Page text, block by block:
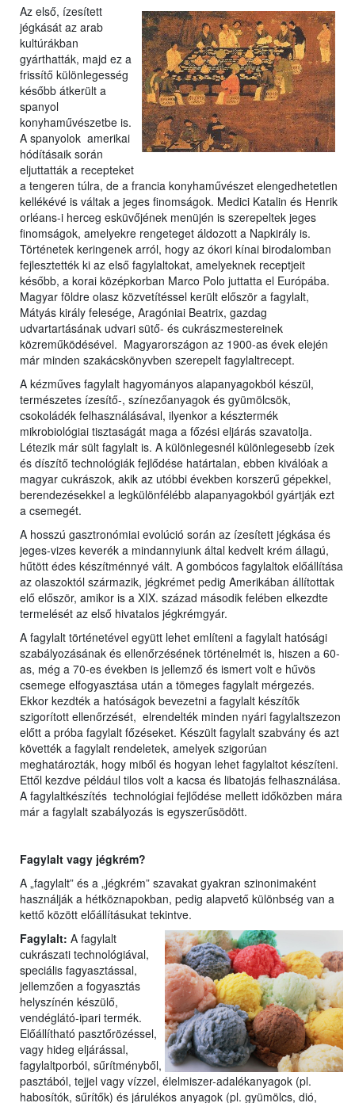
Az első, ízesített
jégkását az arab
kultúrákban
gyárthatták, majd ez a
frissítő különlegesség
később átkerült a
spanyol
konyhaművészetbe is.
A spanyolok amerikai
hódításaik során
eljuttatták a recepteket
a tengeren túlra, de a francia konyhaművészet elengedhetetlen
kellékévé is váltak a jeges finomságok. Medici Katalin és Henrik
orléans-i herceg esküvőjének menüjén is szerepeltek jeges
finomságok, amelyekre rengeteget áldozott a Napkirály is.
Történetek keringenek arról, hogy az ókori kínai birodalomban
fejlesztették ki az első fagylaltokat, amelyeknek receptjeit
később, a korai középkorban Marco Polo juttatta el Európába.
Magyar földre olasz közvetítéssel került először a fagylalt,
Mátyás király felesége, Aragóniai Beatrix, gazdag
udvartartásának udvari sütő- és cukrászmestereinek
közreműködésével. Magyarországon az 1900-as évek elején
már minden szakácskönyvben szerepelt fagylaltrecept.
A kézműves fagylalt hagyományos alapanyagokból készül,
természetes ízesítő-, színezőanyagok és gyümölcsök,
csokoládék felhasználásával, ilyenkor a késztermék
mikrobiológiai tisztaságát maga a főzési eljárás szavatolja.
Létezik már sült fagylalt is. A különlegesnél különlegesebb ízek
és díszítő technológiák fejlődése határtalan, ebben kiválóak a
magyar cukrászok, akik az utóbbi években korszerű gépekkel,
berendezésekkel a legkülönfélébb alapanyagokból gyártják ezt
a csemegét.
A hosszú gasztronómiai evolúció során az ízesített jégkása és
jeges-vizes keverék a mindannyiunk által kedvelt krém állagú,
hűtött édes készítménnyé vált. A gombócos fagylaltok előállítása
az olaszoktól származik, jégkrémet pedig Amerikában állítottak
elő először, amikor is a XIX. század második felében elkezdte
termelését az első hivatalos jégkrémgyár.
A fagylalt történetével együtt lehet említeni a fagylalt hatósági
szabályozásának és ellenőrzésének történelmét is, hiszen a 60-
as, még a 70-es években is jellemző és ismert volt e hűvös
csemege elfogyasztása után a tömeges fagylalt mérgezés.
Ekkor kezdték a hatóságok bevezetni a fagylalt készítők
szigorított ellenőrzését, elrendelték minden nyári fagylaltszezon
előtt a próba fagylalt főzéseket. Készült fagylalt szabvány és azt
követték a fagylalt rendeletek, amelyek szigorúan
meghatározták, hogy miből és hogyan lehet fagylaltot készíteni.
Ettől kezdve például tilos volt a kacsa és libatojás felhasználása.
A fagylaltkészítés technológiai fejlődése mellett időközben mára
már a fagylalt szabályozás is egyszerűsödött.
Fagylalt vagy jégkrém?
A „fagylalt” és a „jégkrém” szavakat gyakran szinonimaként
használják a hétköznapokban, pedig alapvető különbség van a
kettő között előállításukat tekintve.
Fagylalt: A fagylalt
cukrászati technológiával,
speciális fagyasztással,
jellemzően a fogyasztás
helyszínén készülő,
vendéglátó-ipari termék.
Előállítható pasztőrözéssel,
vagy hideg eljárással,
fagylaltporból, sűrítményből,
pasztából, tejjel vagy vízzel, élelmiszer-adalékanyagok (pl.
habosítók, sűrítők) és járulékos anyagok (pl. gyümölcs, dió,